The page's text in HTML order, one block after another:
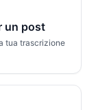
un post
tua trascrizione